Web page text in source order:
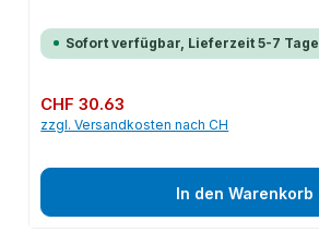
Sofort verfügbar, Lieferzeit 5-7 Tage
Regulärer Preis:
CHF 30.63
zzgl. Versandkosten nach CH
In den Warenkorb